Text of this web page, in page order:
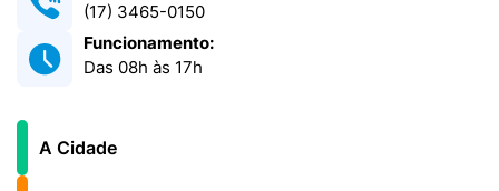
(17) 3465-0150
Funcionamento:
Das 08h às 17h
A Cidade